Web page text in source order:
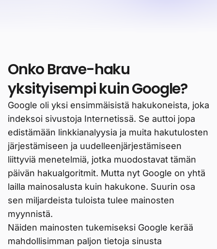
Onko Brave-haku
yksityisempi kuin Google?
Google oli yksi ensimmäisistä hakukoneista, joka
indeksoi sivustoja Internetissä. Se auttoi jopa
edistämään linkkianalyysia ja muita hakutulosten
järjestämiseen ja uudelleenjärjestämiseen
liittyviä menetelmiä, jotka muodostavat tämän
päivän hakualgoritmit. Mutta nyt Google on yhtä
lailla mainosalusta kuin hakukone. Suurin osa
sen miljardeista tuloista tulee mainosten
myynnistä.
Näiden mainosten tukemiseksi Google kerää
mahdollisimman paljon tietoja sinusta